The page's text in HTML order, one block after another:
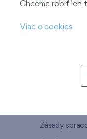
Zásady
Chceme robiť len
Viac o cookies